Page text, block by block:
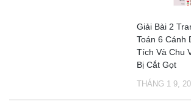
Giải Bài 2
Toán 6 Cánh
Tích Và Chu
Bị Cắt Gọt
THÁNG 1 9,